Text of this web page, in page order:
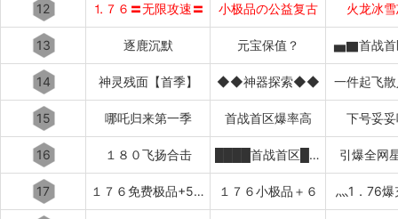
12 ⒈７６〓无限攻速〓 小极品の公益复古 火龙冰
13 逐鹿沉默 元宝保值？ ▅▇首战
14 神灵残面【首季】 ◆◆神器探索◆◆ 一件起飞
15 哪吒归来第一季 首战首区爆率高 下号妥
16 １８０飞扬合击 ████首战首区████ 引爆全网
17 １７６免费极品+5〓道招猛虎〓 １７６小极品＋６ 灬1．76爆